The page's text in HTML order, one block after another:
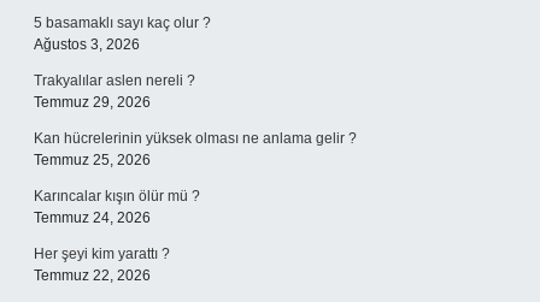
5 basamaklı sayı kaç olur ?
Ağustos 3, 2026
Trakyalılar aslen nereli ?
Temmuz 29, 2026
Kan hücrelerinin yüksek olması ne anlama gelir ?
Temmuz 25, 2026
Karıncalar kışın ölür mü ?
Temmuz 24, 2026
Her şeyi kim yarattı ?
Temmuz 22, 2026